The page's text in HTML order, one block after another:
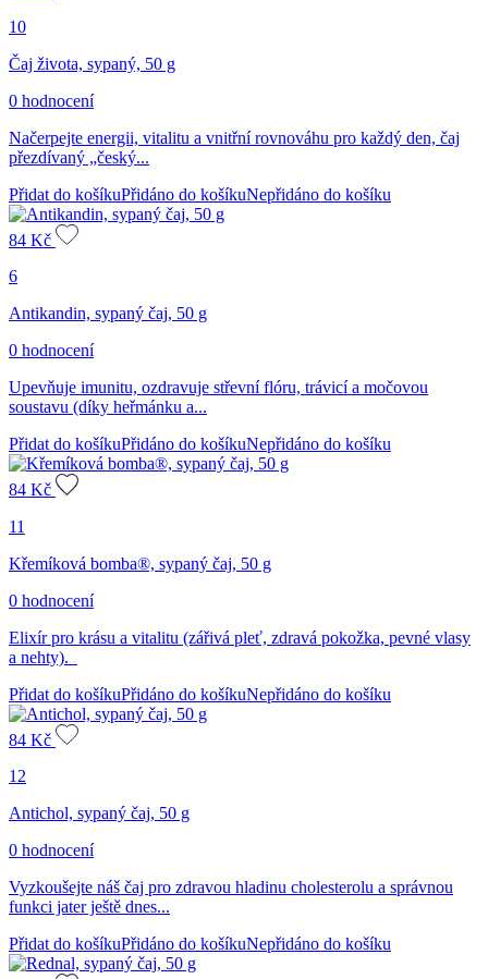
10
Čaj života, sypaný, 50 g
0 hodnocení
Načerpejte energii, vitalitu a vnitřní rovnováhu pro každý den, čaj
přezdívaný „český...
Přidat do košíkuPřidáno do košíkuNepřidáno do košíku
84 Kč
6
Antikandin, sypaný čaj, 50 g
0 hodnocení
Upevňuje imunitu, ozdravuje střevní flóru, trávicí a močovou
soustavu (díky heřmánku a...
Přidat do košíkuPřidáno do košíkuNepřidáno do košíku
84 Kč
11
Křemíková bomba®, sypaný čaj, 50 g
0 hodnocení
Elixír pro krásu a vitalitu (zářivá pleť, zdravá pokožka, pevné vlasy
a nehty).
Přidat do košíkuPřidáno do košíkuNepřidáno do košíku
84 Kč
12
Antichol, sypaný čaj, 50 g
0 hodnocení
Vyzkoušejte náš čaj pro zdravou hladinu cholesterolu a správnou
funkci jater ještě dnes...
Přidat do košíkuPřidáno do košíkuNepřidáno do košíku